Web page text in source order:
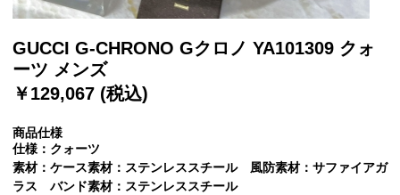
GUCCI G-CHRONO Gクロノ YA101309 クォ
ーツ メンズ
￥129,067 (税込)
商品仕様
仕様：クォーツ
素材：ケース素材：ステンレススチール 風防素材：サファイアガ
ラス バンド素材：ステンレススチール